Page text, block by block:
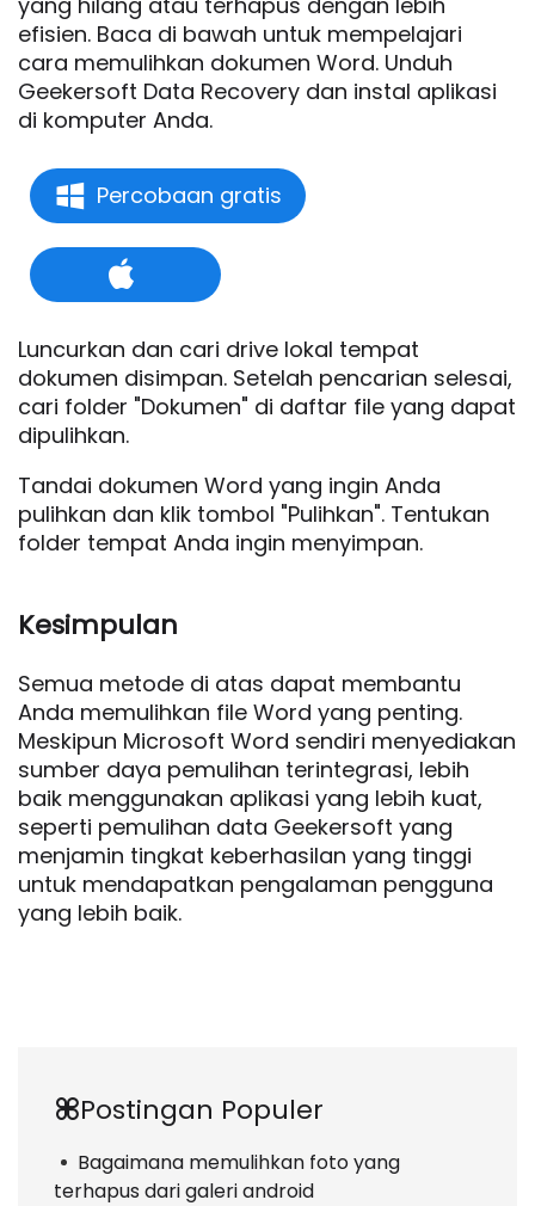
efisien. Baca di bawah untuk mempelajari
cara memulihkan dokumen Word. Unduh
Geekersoft Data Recovery dan instal aplikasi
di komputer Anda.
Percobaan gratis
Luncurkan dan cari drive lokal tempat
dokumen disimpan. Setelah pencarian selesai,
cari folder "Dokumen" di daftar file yang dapat
dipulihkan.
Tandai dokumen Word yang ingin Anda
pulihkan dan klik tombol "Pulihkan". Tentukan
folder tempat Anda ingin menyimpan.
Kesimpulan
Semua metode di atas dapat membantu
Anda memulihkan file Word yang penting.
Meskipun Microsoft Word sendiri menyediakan
sumber daya pemulihan terintegrasi, lebih
baik menggunakan aplikasi yang lebih kuat,
seperti pemulihan data Geekersoft yang
menjamin tingkat keberhasilan yang tinggi
untuk mendapatkan pengalaman pengguna
yang lebih baik.
Postingan Populer
Bagaimana memulihkan foto yang
terhapus dari galeri android